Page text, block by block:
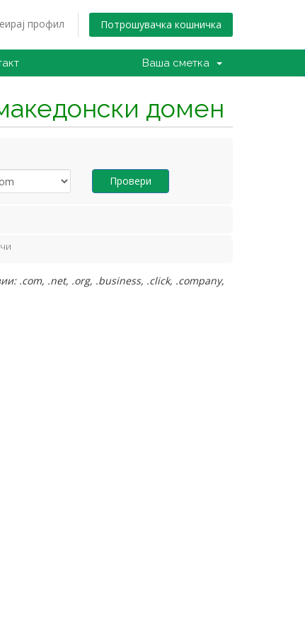
профил Потрошувачка кошничка
Ваша сметка
домен
Провери
.com, .net, .org, .business, .click, .company,